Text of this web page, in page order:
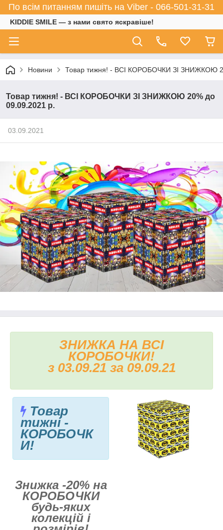
По всім питанням пишіть на Viber - 066-501-31-31
KIDDIE SMILE — з нами свято яскравіше!
Новини Товар тижня! - ВСІ КОРОБОЧКИ ЗІ ЗНИЖКОЮ
Товар тижня! - ВСІ КОРОБОЧКИ ЗІ ЗНИЖКОЮ 20% до
09.09.2021 р.
03.09.2021
ЗНИЖКА НА ВСІ
КОРОБОЧКИ!
з 03.09.21 за 09.09.21
Товар
тижні -
КОРОБОЧК
И!
Знижка -20% на
КОРОБОЧКИ
будь-яких
колекцій і